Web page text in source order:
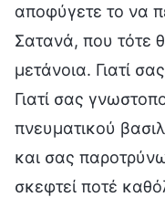
αποφύγετε το να
Σατανά, που τότε
μετάνοια. Γιατί
Γιατί σας
πνευματικού
και σας
σκεφτεί ποτέ